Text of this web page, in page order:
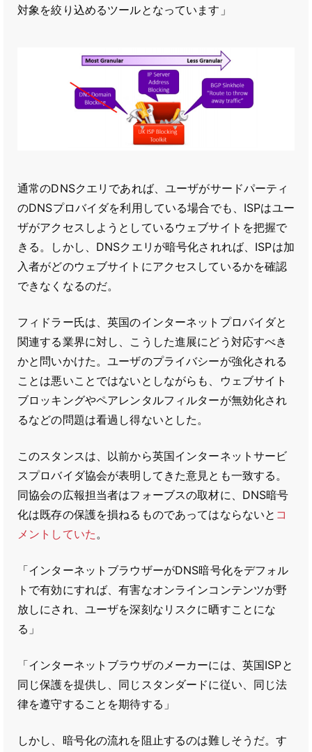
対象を絞り込めるツールとなっています」
通常のDNSクエリであれば、ユーザがサードパーティ
のDNSプロバイダを利用している場合でも、ISPはユー
ザがアクセスしようとしているウェブサイトを把握で
きる。しかし、DNSクエリが暗号化されれば、ISPは加
入者がどのウェブサイトにアクセスしているかを確認
できなくなるのだ。
フィドラー氏は、英国のインターネットプロバイダと
関連する業界に対し、こうした進展にどう対応すべき
かと問いかけた。ユーザのプライバシーが強化される
ことは悪いことではないとしながらも、ウェブサイト
ブロッキングやペアレンタルフィルターが無効化され
るなどの問題は看過し得ないとした。
このスタンスは、以前から英国インターネットサービ
スプロバイダ協会が表明してきた意見とも一致する。
同協会の広報担当者はフォーブスの取材に、DNS暗号
化は既存の保護を損ねるものであってはならないと コ
メントしていた。
「インターネットブラウザーがDNS暗号化をデフォル
トで有効にすれば、有害なオンラインコンテンツが野
放しにされ、ユーザを深刻なリスクに晒すことにな
る」
「インターネットブラウザのメーカーには、英国ISPと
同じ保護を提供し、同じスタンダードに従い、同じ法
律を遵守することを期待する」
しかし、暗号化の流れを阻止するのは難しそうだ。す